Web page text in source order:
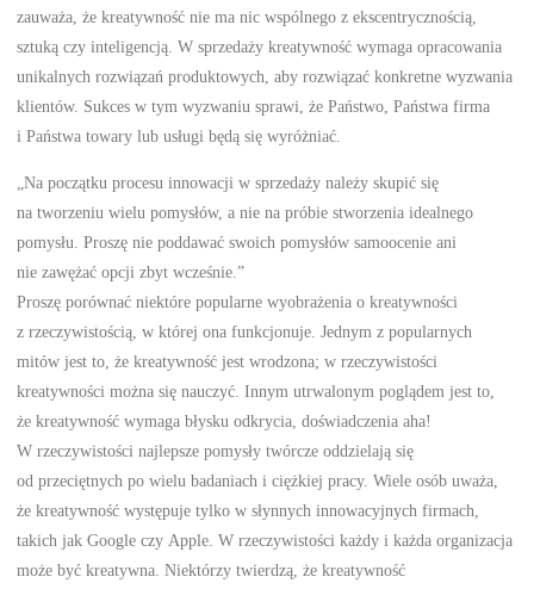
zauważa, że kreatywność nie ma nic wspólnego z ekscentrycznością,
sztuką czy inteligencją. W sprzedaży kreatywność wymaga opracowania
unikalnych rozwiązań produktowych, aby rozwiązać konkretne wyzwania
klientów. Sukces w tym wyzwaniu sprawi, że Państwo, Państwa firma
i Państwa towary lub usługi będą się wyróżniać.
„Na początku procesu innowacji w sprzedaży należy skupić się
na tworzeniu wielu pomysłów, a nie na próbie stworzenia idealnego
pomysłu. Proszę nie poddawać swoich pomysłów samoocenie ani
nie zawężać opcji zbyt wcześnie.”
Proszę porównać niektóre popularne wyobrażenia o kreatywności
z rzeczywistością, w której ona funkcjonuje. Jednym z popularnych
mitów jest to, że kreatywność jest wrodzona; w rzeczywistości
kreatywności można się nauczyć. Innym utrwalonym poglądem jest to,
że kreatywność wymaga błysku odkrycia, doświadczenia aha!
W rzeczywistości najlepsze pomysły twórcze oddzielają się
od przeciętnych po wielu badaniach i ciężkiej pracy. Wiele osób uważa,
że kreatywność występuje tylko w słynnych innowacyjnych firmach,
takich jak Google czy Apple. W rzeczywistości każdy i każda organizacja
może być kreatywna. Niektórzy twierdzą, że kreatywność